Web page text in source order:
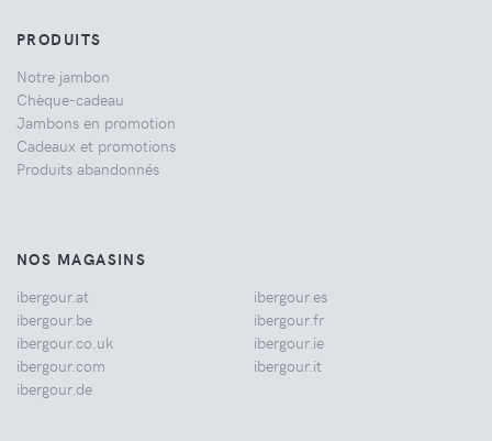
PRODUITS
Notre jambon
Chèque-cadeau
Jambons en promotion
Cadeaux et promotions
Produits abandonnés
NOS MAGASINS
ibergour.at
ibergour.be
ibergour.co.uk
ibergour.com
ibergour.de
ibergour.es
ibergour.fr
ibergour.ie
ibergour.it